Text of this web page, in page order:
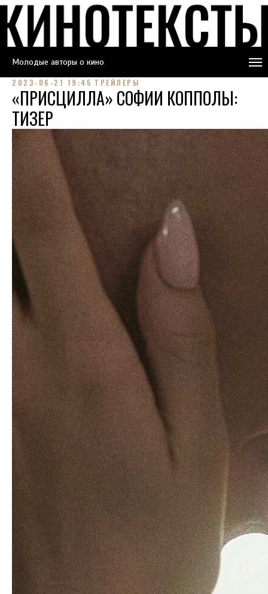
Молодые авторы о кино
2023-06-21 19:45 ТРЕЙЛЕРЫ
«ПРИСЦИЛЛА» СОФИИ КОППОЛЫ:
ТИЗЕР